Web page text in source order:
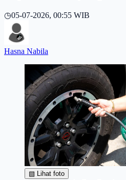
◷05-07-2026, 00:55 WIB
Hasna Nabila
▧ Lihat foto